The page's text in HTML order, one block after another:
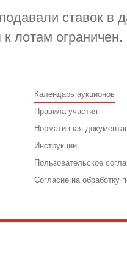
ставок в
к лотам ограничен.
Календарь аукционов
Правила участия
Нормативная
Инструкции
Пользовательское
Согласие на обработку